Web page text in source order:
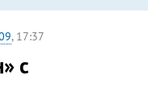
, 17:37
с